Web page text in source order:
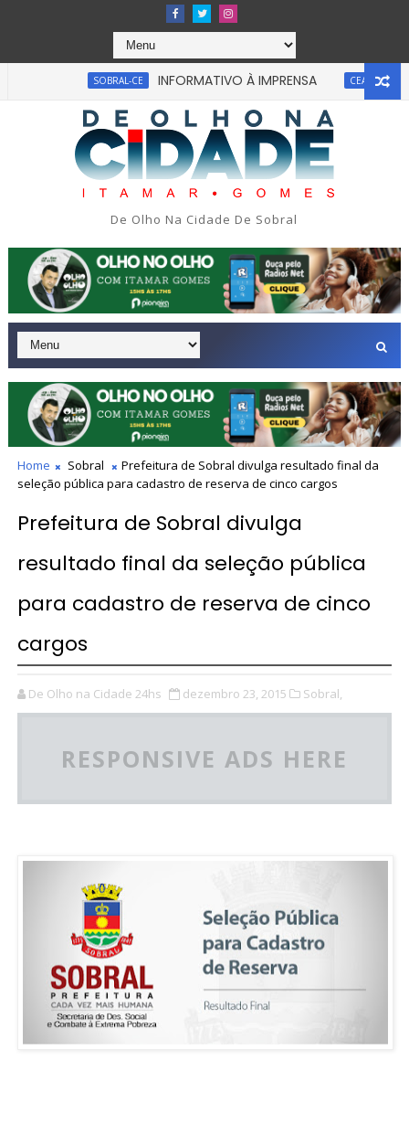
SOBRAL-CE INFORMATIVO À IMPRENSA CEARÁ
UM
por suspeita de cr1me sexv4l em Fortaleza.
De Olho Na Cidade De Sobral
Home Sobral
Prefeitura de Sobral divulga resultado final da
seleção pública para cadastro de reserva de cinco cargos
Prefeitura de Sobral divulga
resultado final da seleção pública
para cadastro de reserva de cinco
cargos
De Olho na Cidade 24hs dezembro 23, 2015 Sobral,
RESPONSIVE ADS HERE